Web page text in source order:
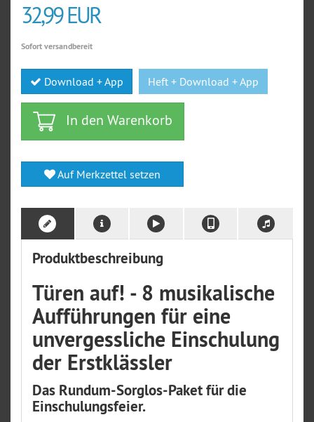
32,99 EUR
Sofort versandbereit
Download + App Heft + Download + App
In den Warenkorb
Auf Merkzettel setzen
Produktbeschreibung
Türen auf! - 8 musikalische
Aufführungen für eine
unvergessliche Einschulung
der Erstklässler
Das Rundum-Sorglos-Paket für die
Einschulungsfeier.